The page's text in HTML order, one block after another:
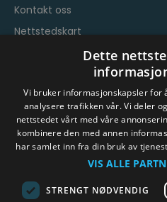
Kontakt oss
Nettstedskart
Vilkår og betingelser
© Byen Vår Drammen/
Dette
Vi bruker informasjonskapsler for
analysere trafikken vår. Vi deler
nettstedet vårt med våre
kombinere den med annen
har samlet inn fra din bruk av
VIS ALLE
STRENGT NØDVENDIG